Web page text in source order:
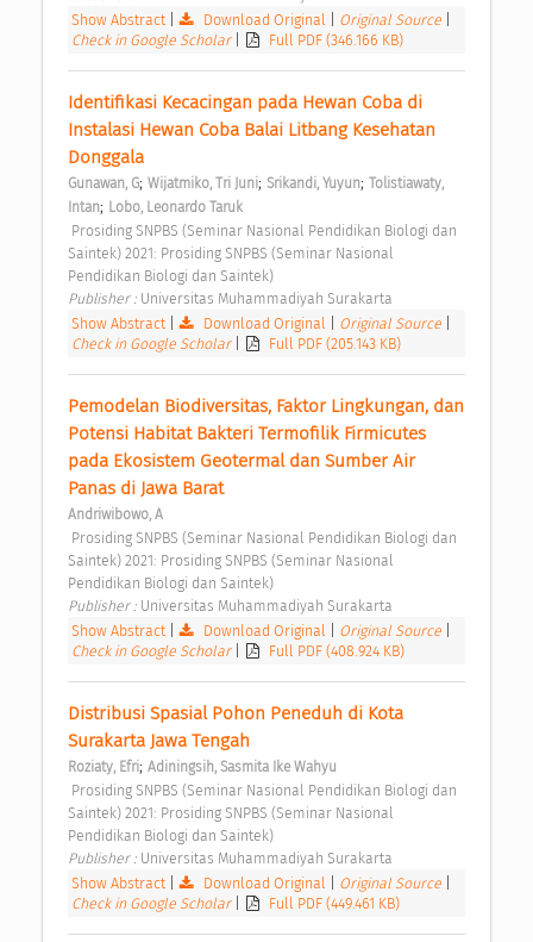
Show Abstract| Download Original Original Source
Check in Google Scholar
Full PDF (346.166 KB)
Identifikasi Kecacingan pada Hewan Coba di
Instalasi Hewan Coba Balai Litbang Kesehatan
Donggala
Gunawan, G; Wijatmiko, Tri Juni; Srikandi, Yuyun; Tolistiawaty,
Intan; Lobo, Leonardo Taruk
Saintek) 2021: Prosiding SNPBS (Seminar Nasional
Pendidikan Biologi dan Saintek)
Publisher : Universitas Muhammadiyah Surakarta
Show Abstract| Download Original Original Source
Check in Google Scholar
Full PDF (205.143 KB)
Pemodelan Biodiversitas, Faktor Lingkungan, dan
Potensi Habitat Bakteri Termofilik Firmicutes
pada Ekosistem Geotermal dan Sumber Air
Panas di Jawa Barat
Andriwibowo, A
Saintek) 2021: Prosiding SNPBS (Seminar Nasional
Pendidikan Biologi dan Saintek)
Publisher : Universitas Muhammadiyah Surakarta
Show Abstract| Download Original Original Source
Check in Google Scholar
Full PDF (408.924 KB)
Distribusi Spasial Pohon Peneduh di Kota
Surakarta Jawa Tengah
Roziaty, Efri; Adiningsih, Sasmita Ike Wahyu
Saintek) 2021: Prosiding SNPBS (Seminar Nasional
Pendidikan Biologi dan Saintek)
Publisher : Universitas Muhammadiyah Surakarta
Show Abstract| Download Original Original Source
Check in Google Scholar
Full PDF (449.461 KB)